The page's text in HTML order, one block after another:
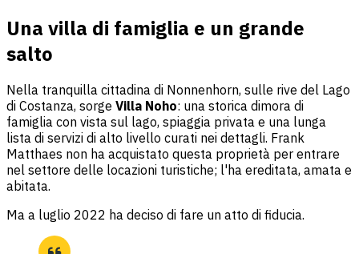
Una villa di famiglia e un grande
salto
Nella tranquilla cittadina di Nonnenhorn, sulle rive del Lago
di Costanza, sorge Villa Noho: una storica dimora di
famiglia con vista sul lago, spiaggia privata e una lunga
lista di servizi di alto livello curati nei dettagli. Frank
Matthaes non ha acquistato questa proprietà per entrare
nel settore delle locazioni turistiche; l'ha ereditata, amata e
abitata.
Ma a luglio 2022 ha deciso di fare un atto di fiducia.